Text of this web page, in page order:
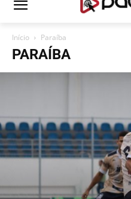
Início Paraí­ba
PARAÍ­BA